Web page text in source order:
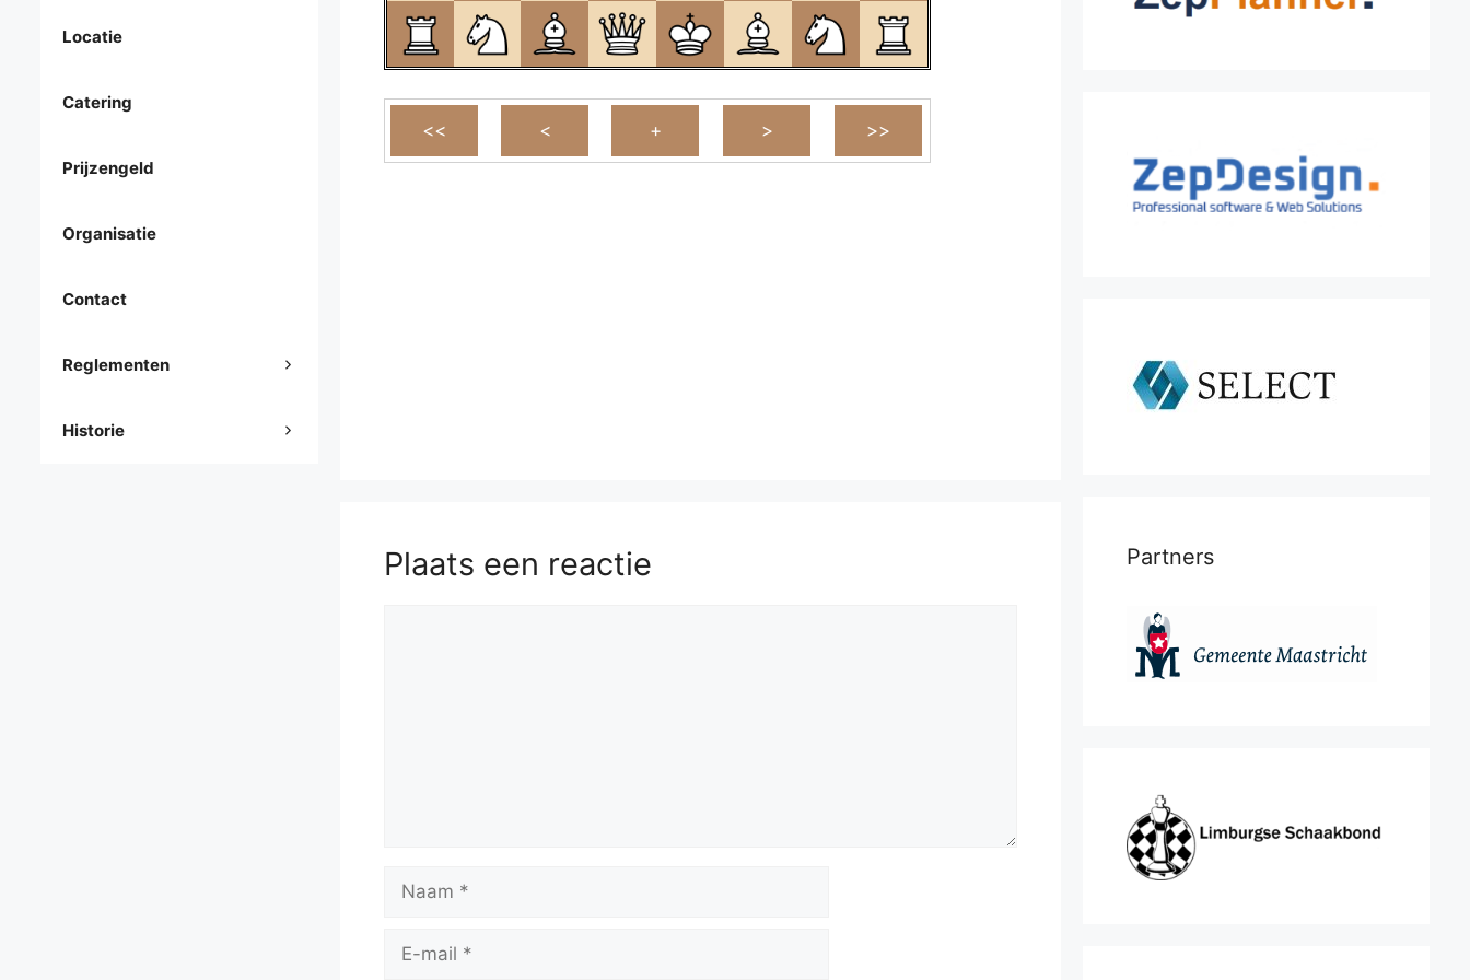
Plaats een reactie
mail
Locatie
Catering
Prijzengeld
Organisatie
Contact
Reglementen
Historie
Partners